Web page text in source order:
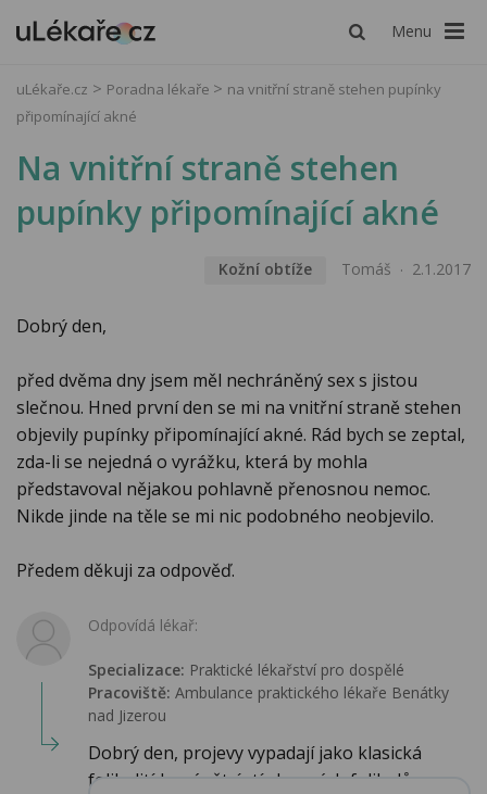
Menu
uLékaře.cz Poradna lékaře
na vnitřní straně stehen pupínky
připomínající akné
Na vnitřní straně stehen
pupínky připomínající akné
Kožní obtíže Tomáš 2.1.2017
Dobrý den,
před dvěma dny jsem měl nechráněný sex s jistou
slečnou. Hned první den se mi na vnitřní straně stehen
objevily pupínky připomínající akné. Rád bych se zeptal,
zda-li se nejedná o vyrážku, která by mohla
představoval nějakou pohlavně přenosnou nemoc.
Nikde jinde na těle se mi nic podobného neobjevilo.
Předem děkuji za odpověď.
Odpovídá lékař:
Specializace: Praktické lékařství pro dospělé
Pracoviště: Ambulance praktického lékaře Benátky
nad Jizerou
Dobrý den, projevy vypadají jako klasická
folikulitída, zánět ústí vlasových folikulů, o p...